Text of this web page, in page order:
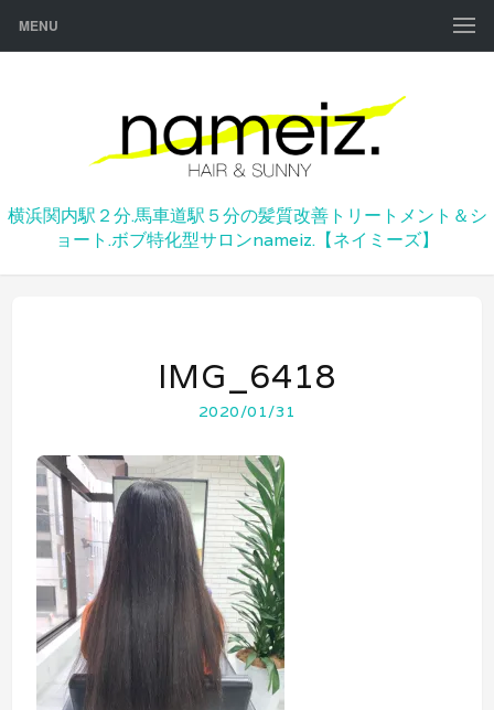
MENU
横浜関内駅２分.馬車道駅５分の髪質改善トリートメント＆シ
ョート.ボブ特化型サロンnameiz.【ネイミーズ】
IMG_6418
2020/01/31